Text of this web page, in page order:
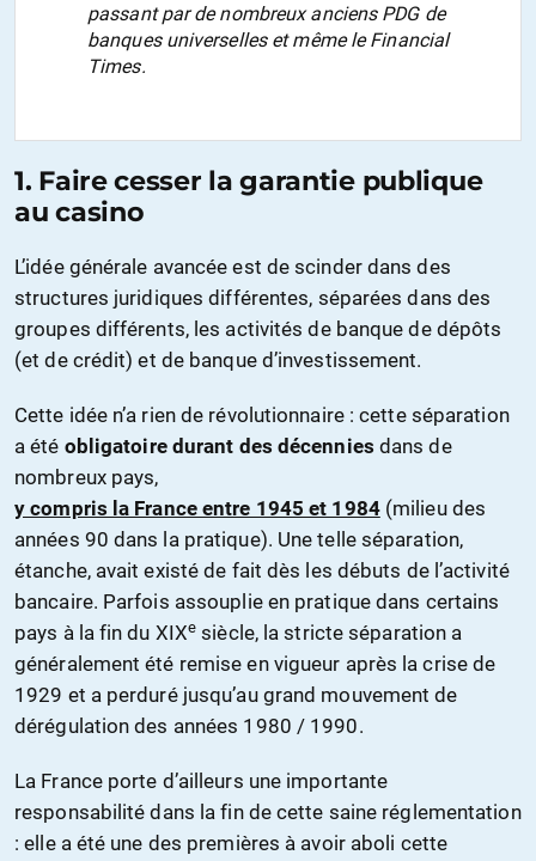
passant par de nombreux anciens PDG de
banques universelles et même le Financial
Times.
1. Faire cesser la garantie publique
au casino
L’idée générale avancée est de scinder dans des
structures juridiques différentes, séparées dans des
groupes différents, les activités de banque de dépôts
(et de crédit) et de banque d’investissement.
Cette idée n’a rien de révolutionnaire : cette séparation
a été obligatoire durant des décennies dans de
nombreux pays,
y compris la France entre 1945 et 1984(milieu des
années 90 dans la pratique). Une telle séparation,
étanche, avait existé de fait dès les débuts de l’activité
bancaire. Parfois assouplie en pratique dans certains
pays à la fin du XIXe siècle, la stricte séparation a
généralement été remise en vigueur après la crise de
1929 et a perduré jusqu’au grand mouvement de
dérégulation des années 1980 / 1990.
La France porte d’ailleurs une importante
responsabilité dans la fin de cette saine réglementation
: elle a été une des premières à avoir aboli cette